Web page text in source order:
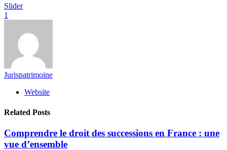
Slider
1
Jurispatrimoine
Website
Related Posts
Comprendre le droit des successions en France : une
vue d’ensemble